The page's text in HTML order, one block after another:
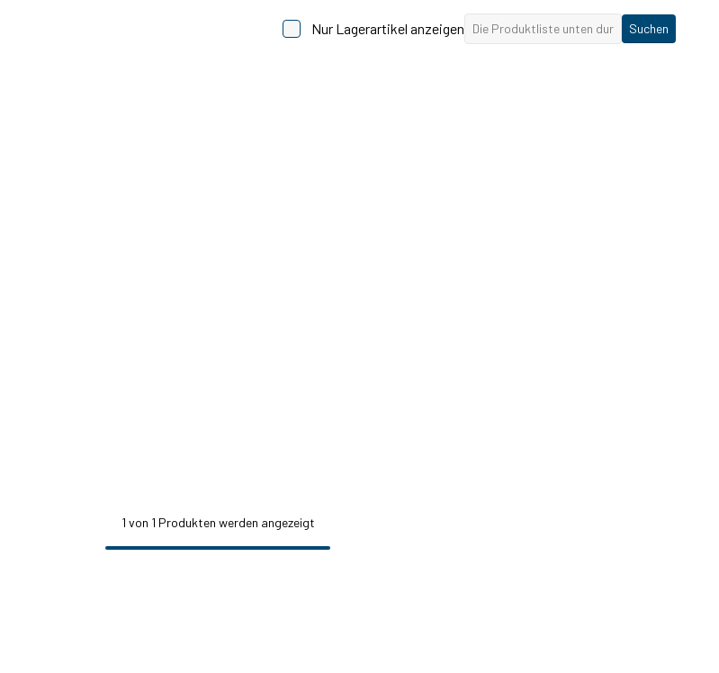
Nur Lagerartikel anzeigen Suchen
1 von 1 Produkten werden angezeigt